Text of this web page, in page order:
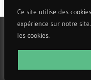
Ce site utilise des
expérience sur notre
les cookies.
WordPress